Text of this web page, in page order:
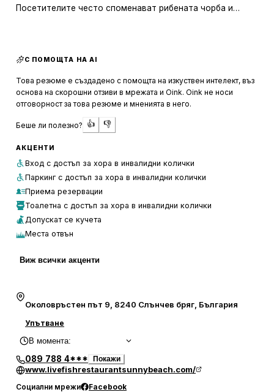
Посетителите често споменават рибената чорба и
рибарника. Атмосферата в заведението е приятна и
Обслужването в „Жива риба“ е бързо и професионално,
с усмихнат и любезен персонал, който се грижи за
доброто настроение на клиентите. Локацията е удобна,
отличното обслужване и вкусната храна,
препоръчвайки заведението на приятели и познати.
С ПОМОЩТА НА AI
Това резюме е създадено с помощта на изкуствен интелект, въз
основа на скорошни отзиви в мрежата и Oink. Oink не носи
отговорност за това резюме и мненията в него.
Беше ли полезно? 👍 👎
АКЦЕНТИ
Вход с достъп за хора в инвалидни колички
Паркинг с достъп за хора в инвалидни колички
Приема резервации
Тоалетна с достъп за хора в инвалидни колички
Допускат се кучета
Места отвън
Виж всички акценти
Околовръстен път 9, 8240 Слънчев бряг, България
Упътване
В момента:
089 788 4*** Покажи
www.livefishrestaurantsunnybeach.com/
Социални мрежи Facebook